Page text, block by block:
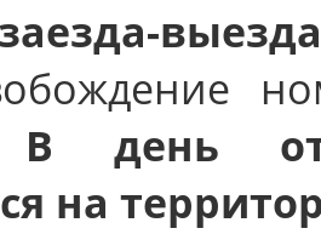
В день
на